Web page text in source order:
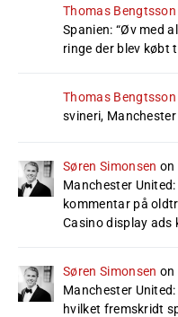
Thomas Bengtsson
Spanien: “Øv med
ringe der blev købt
Thomas Bengtsson
svineri, Manchester
Søren Simonsen on
Manchester United:
kommentar på
Casino display ads
Søren Simonsen on
Manchester United:
hvilket fremskridt